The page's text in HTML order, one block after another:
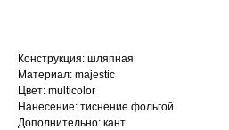
Конструкция: шляпная
Материал: majestic
Цвет: multicolor
Нанесение: тиснение фольгой
Дополнительно: кант